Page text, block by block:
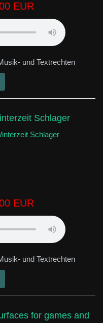
EUR
und Textrechten
Schlager
EUR
und Textrechten
for games and